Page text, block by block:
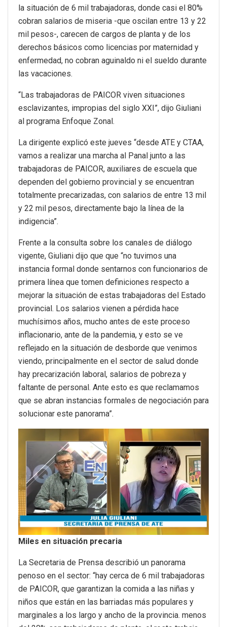
la situación de 6 mil trabajadoras, donde casi el 80%
cobran salarios de miseria -que oscilan entre 13 y 22
mil pesos-, carecen de cargos de planta y de los
derechos básicos como licencias por maternidad y
enfermedad, no cobran aguinaldo ni el sueldo durante
las vacaciones.
“Las trabajadoras de PAICOR viven situaciones
esclavizantes, impropias del siglo XXI”, dijo Giuliani
al programa Enfoque Zonal.
La dirigente explicó este jueves “desde ATE y CTAA,
vamos a realizar una marcha al Panal junto a las
trabajadoras de PAICOR, auxiliares de escuela que
dependen del gobierno provincial y se encuentran
totalmente precarizadas, con salarios de entre 13 mil
y 22 mil pesos, directamente bajo la línea de la
indigencia”.
Frente a la consulta sobre los canales de diálogo
vigente, Giuliani dijo que que “no tuvimos una
instancia formal donde sentarnos con funcionarios de
primera línea que tomen definiciones respecto a
mejorar la situación de estas trabajadoras del Estado
provincial. Los salarios vienen a pérdida hace
muchísimos años, mucho antes de este proceso
inflacionario, ante de la pandemia, y esto se ve
reflejado en la situación de desborde que venimos
viendo, principalmente en el sector de salud donde
hay precarización laboral, salarios de pobreza y
faltante de personal. Ante esto es que reclamamos
que se abran instancias formales de negociación para
solucionar este panorama”.
Miles en situación precaria
La Secretaria de Prensa describió un panorama
penoso en el sector: “hay cerca de 6 mil trabajadoras
de PAICOR, que garantizan la comida a las niñas y
niños que están en las barriadas más populares y
marginales a los largo y ancho de la provincia. menos